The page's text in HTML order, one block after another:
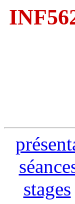
stages